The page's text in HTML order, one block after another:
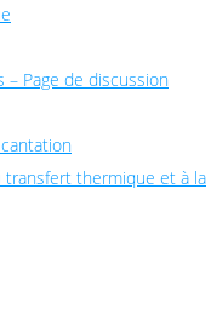
– Page de discussion
transfert thermique et à la